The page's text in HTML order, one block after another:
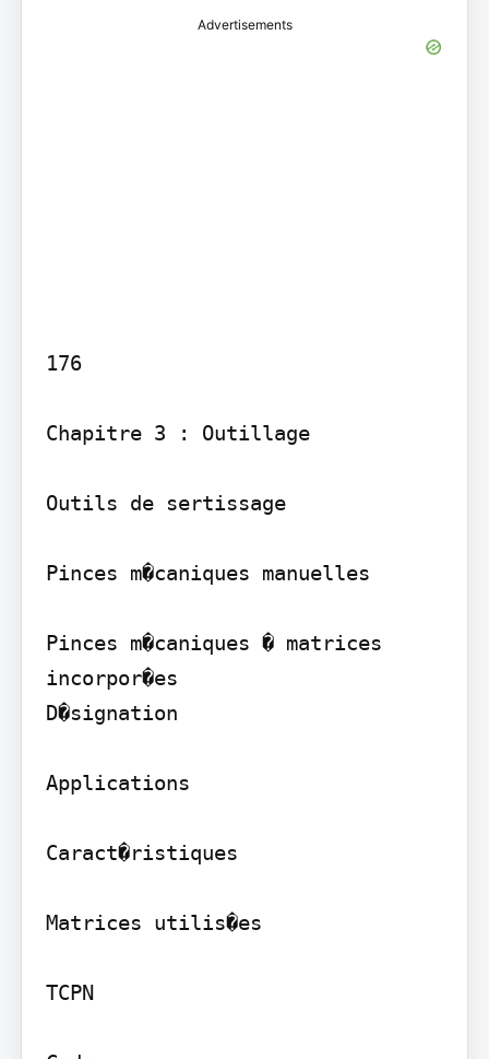
Advertisements
176
Chapitre 3 : Outillage
Outils de sertissage
Pinces m�caniques manuelles
Pinces m�caniques � matrices
incorpor�es
D�signation
Applications
Caract�ristiques
Matrices utilis�es
TCPN